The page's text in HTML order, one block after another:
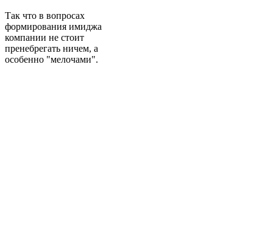
Так что в вопросах
формирования имиджа
компании не стоит
пренебрегать ничем, а
особенно "мелочами".